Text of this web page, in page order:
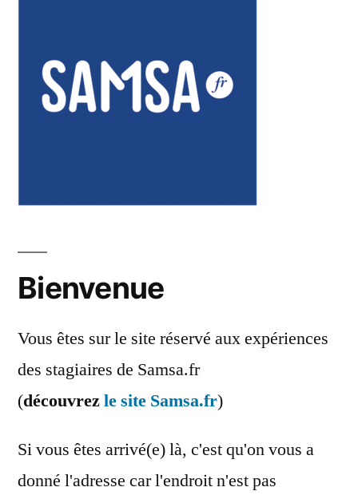
Bienvenue
Vous êtes sur le site réservé aux expériences
des stagiaires de Samsa.fr
(découvrezle site Samsa.fr)
Si vous êtes arrivé(e) là, c'est qu'on vous a
donné l'adresse car l'endroit n'est pas